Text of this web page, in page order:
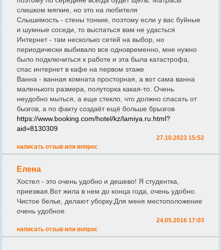
слишком мягкие, но это на любителя
Слышимость - стены тонкие, поэтому если у вас буйные
и шумные соседи, то выспаться вам не удасться
Интернет - там несколько сетей на выбор, но
периодически выбивало все одновременно, мне нужно
было подключиться к работе и эта была катастрофа,
спас интернет в кафе на первом этаже
Ванна - ванная комната просторная, а вот сама ванна
маленького размера, полуторка какая-то. Очень
неудобно мыться, а еще стекло, что должно спасать от
бызгов, а по факту создаёт ещё больше брызгов
https://www.booking.com/hotel/kz/lamiya.ru.html?
aid=8130309
27.10.2023 15:52
написать отзыв или вопрос
Елена
Хостел - это очень удобно и дешево! Я студентка,
приезжая.Вот жила в нем до конца года, очень удобно.
Чистое белье, делают уборку.Для меня местоположение
очень удобное.
24.05.2016 17:03
написать отзыв или вопрос